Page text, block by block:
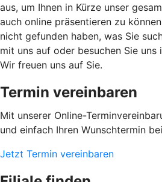
aus, um Ihnen in Kürze unser
auch online präsentieren zu
nicht gefunden haben, was Sie
mit uns auf oder besuchen Sie uns
Wir freuen uns auf Sie.
Termin vereinbaren
Mit unserer Online-
und einfach Ihren Wunschtermin
Jetzt Termin vereinbaren